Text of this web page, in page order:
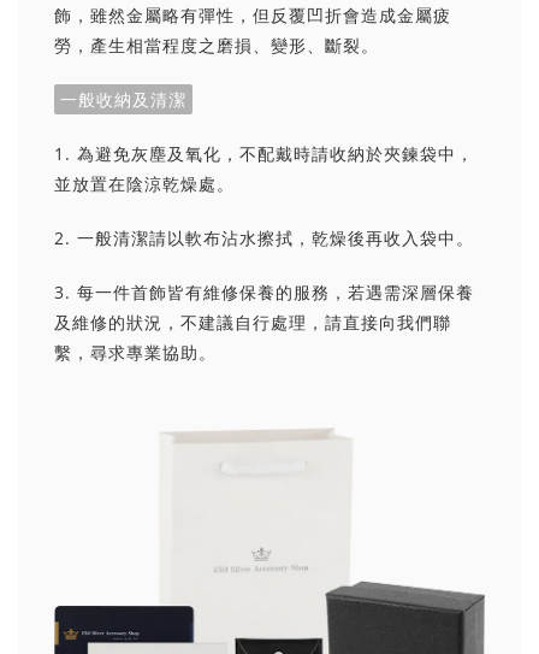
飾，雖然金屬略有彈性，但反覆凹折會造成金屬疲
勞，產生相當程度之磨損、變形、斷裂。
一般收納及清潔
1. 為避免灰塵及氧化，不配戴時請收納於夾鍊袋中，
並放置在陰涼乾燥處。
2. 一般清潔請以軟布沾水擦拭，乾燥後再收入袋中。
3. 每一件首飾皆有維修保養的服務，若遇需深層保養
及維修的狀況，不建議自行處理，請直接向我們聯
繫，尋求專業協助。